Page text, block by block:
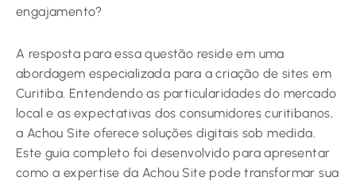
engajamento?
A resposta para essa questão reside em uma
abordagem especializada para a criação de sites em
Curitiba. Entendendo as particularidades do mercado
local e as expectativas dos consumidores curitibanos,
a Achou Site oferece soluções digitais sob medida.
Este guia completo foi desenvolvido para apresentar
como a expertise da Achou Site pode transformar sua